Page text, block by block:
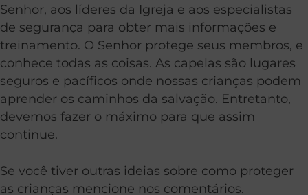
Senhor, aos líderes da Igreja e aos especialistas
de segurança para obter mais informações e
treinamento. O Senhor protege seus membros, e
conhece todas as coisas. As capelas são lugares
seguros e pacíficos onde nossas crianças podem
aprender os caminhos da salvação. Entretanto,
devemos fazer o máximo para que assim
continue.
Se você tiver outras ideias sobre como proteger
as crianças mencione nos comentários.